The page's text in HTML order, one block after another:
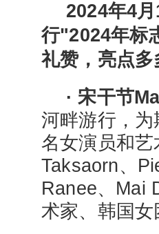
2024年4
行"2024年标
礼赞，亮点多
· 宋干节
河畔游行，
名女演员和
Taksaorn、
Ranee、Mai
术家、韩国